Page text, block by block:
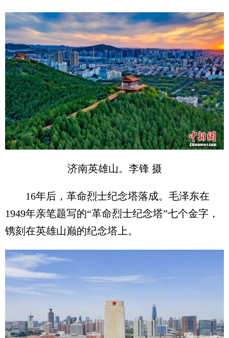
济南英雄山。李锋 摄
16年后，革命烈士纪念塔落成。毛泽东在
1949年亲笔题写的“革命烈士纪念塔”七个金字，
镌刻在英雄山巅的纪念塔上。